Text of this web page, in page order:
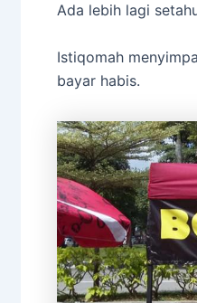
Ada lebih lagi
Istiqomah
bayar habis.